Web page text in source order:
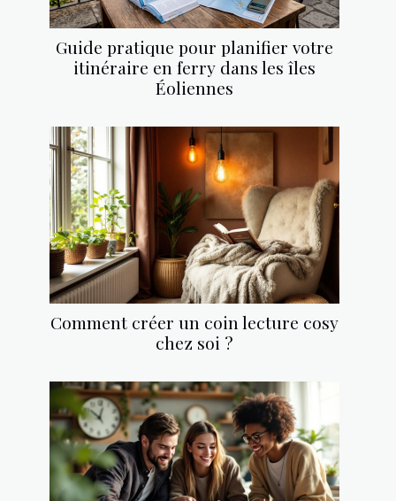
Guide pratique pour planifier votre
itinéraire en ferry dans les îles
Éoliennes
Comment créer un coin lecture cosy
chez soi ?